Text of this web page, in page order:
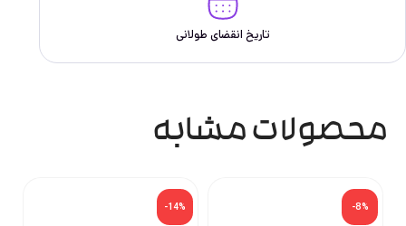
تاریخ انقضای طولانی
محصولات مشابه
-8%
-14%